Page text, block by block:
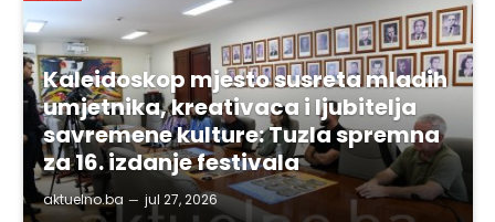
Kaleidoskop mjesto susreta mladih
umjetnika, kreativaca i ljubitelja
savremene kulture: Tuzla spremna
za 16. izdanje festivala
aktuelno.ba jul 27, 2026